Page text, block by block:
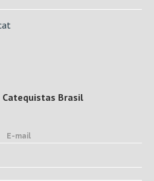
Catequistas Brasil
E-mail